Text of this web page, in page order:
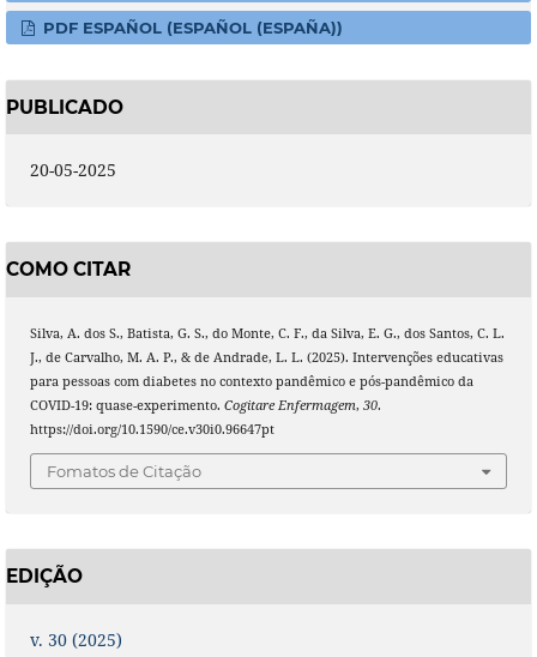
PDF ESPAÑOL (ESPAÑOL (ESPAÑA))
PUBLICADO
20-05-2025
COMO CITAR
Silva, A. dos S., Batista, G. S., do Monte, C. F., da Silva, E. G., dos Santos, C. L.
J., de Carvalho, M. A. P., & de Andrade, L. L. (2025). Intervenções educativas
para pessoas com diabetes no contexto pandêmico e pós-pandêmico da
COVID-19: quase-experimento. Cogitare Enfermagem, 30.
https://doi.org/10.1590/ce.v30i0.96647pt
Fomatos de Citação
EDIÇÃO
v. 30 (2025)